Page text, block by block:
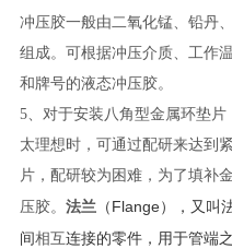
冲压胶一般由二氧化锰、铅丹
组成。可根据冲压介质、工作
和牌号的液态冲压胶。
5、对于安装八角型金属环垫
太理想时，可通过配研来达到
片，配研较为困难，为了填补
压胶。 法兰（Flange），又叫
间相互连接的零件，用于管端